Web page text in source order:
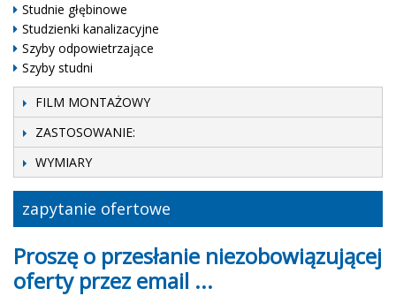
Studnie głębinowe
Studzienki kanalizacyjne
Szyby odpowietrzające
Szyby studni
FILM MONTAŻOWY
ZASTOSOWANIE:
WYMIARY
zapytanie ofertowe
Proszę o przesłanie niezobowiązującej
oferty przez email ...